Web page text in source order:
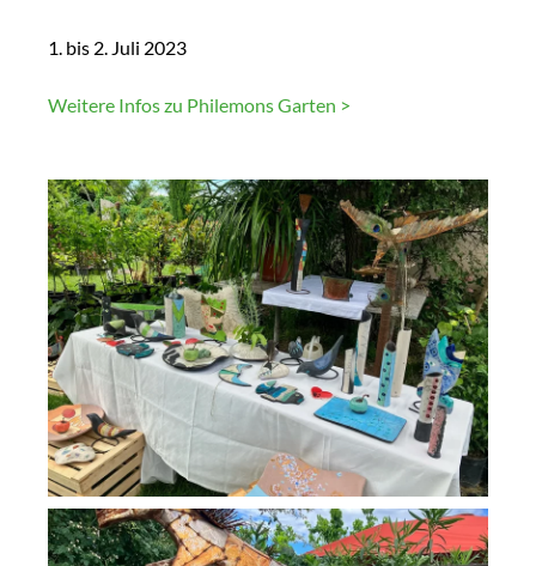
1. bis 2. Juli 2023
Weitere Infos zu Philemons Garten >